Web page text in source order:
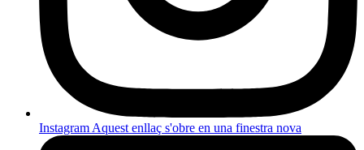
Instagram Aquest enllaç s'obre en una finestra nova